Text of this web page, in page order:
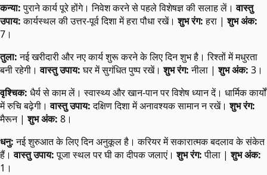
कन्या:पुराने कार्य पूरे होंगे। निवेश करने से पहले विशेषज्ञ की सलाह लें।वास्तु
उपाय:कार्यस्थल की उत्तर-पूर्व दिशा में हरा पौधा रखें।शुभ रंग:हरा |शुभ अंक:
7।
तुला:नई खरीदारी और नए कार्य शुरू करने के लिए दिन शुभ है। रिश्तों में मधुरता
बनी रहेगी।वास्तु उपाय:घर में सुगंधित पुष्प रखें।शुभ रंग:नीला |शुभ अंक: 3।
वृश्चिक: धैर्य से काम लें। स्वास्थ्य और खान-पान पर विशेष ध्यान दें। धार्मिक कार्यों
में रुचि बढ़ेगी।वास्तु उपाय:दक्षिण दिशा में अनावश्यक सामान न रखें।शुभ रंग:
मैरून |शुभ अंक: 8।
धनु:नई शुरुआत के लिए दिन अनुकूल है। करियर में सकारात्मक बदलाव के संकेत
हैं।वास्तु उपाय:पूजा स्थल पर घी का दीपक जलाएं।शुभ रंग:पीला |शुभ अंक:
1।